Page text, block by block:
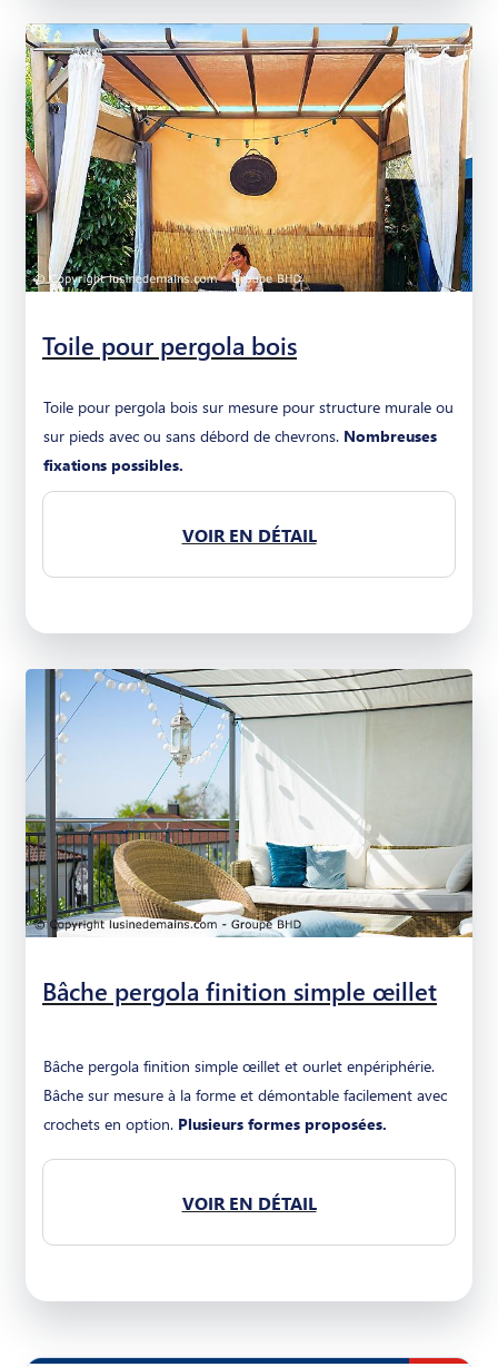
Toile pour pergola bois
Toile pour pergola bois sur mesure pour structure murale ou
sur pieds avec ou sans débord de chevrons. Nombreuses
fixations possibles.
VOIR EN DÉTAIL
Bâche pergola finition simple œillet
Bâche pergola finition simple œillet et ourlet enpériphérie.
Bâche sur mesure à la forme et démontable facilement avec
crochets en option. Plusieurs formes proposées.
VOIR EN DÉTAIL